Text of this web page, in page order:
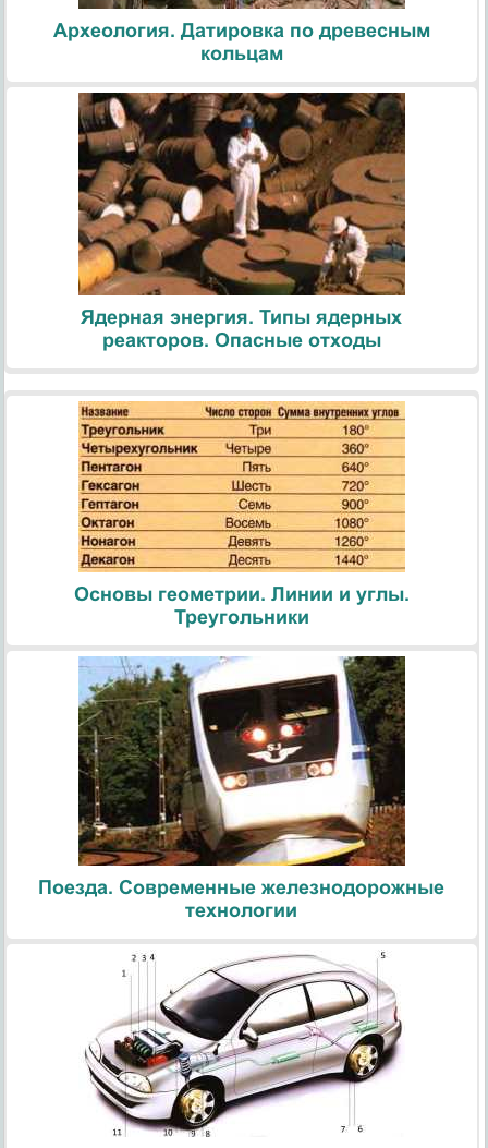
Археология. Датировка по древесным
кольцам
Ядерная энергия. Типы ядерных
реакторов. Опасные отходы
Основы геометрии. Линии и углы.
Треугольники
Поезда. Современные железнодорожные
технологии